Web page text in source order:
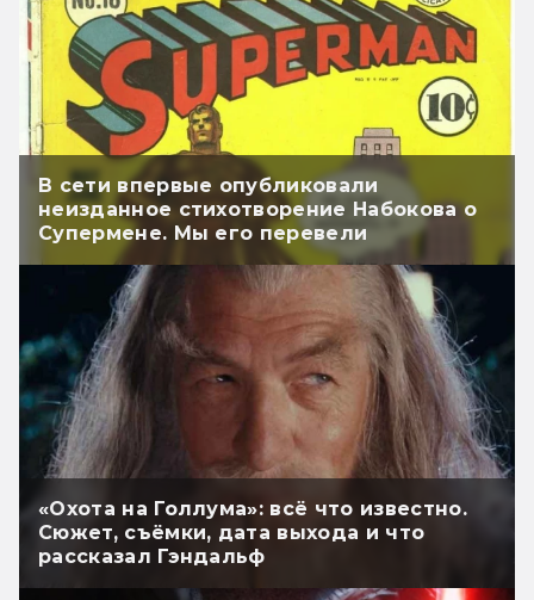
В сети впервые опубликовали
неизданное стихотворение Набокова о
Супермене. Мы его перевели
«Охота на Голлума»: всё что известно.
Сюжет, съёмки, дата выхода и что
рассказал Гэндальф